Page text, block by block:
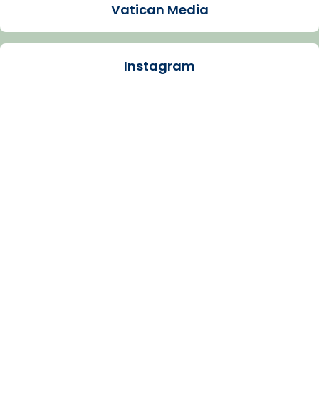
Santes de Mataró.
🔗tinyurl.com/cvu5jmbk
Vatican Media
Instagram